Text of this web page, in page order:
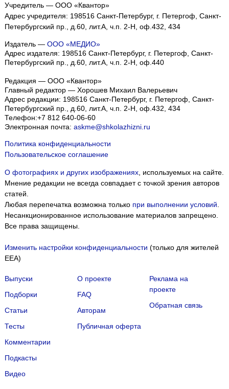
Учредитель — ООО «Квантор»
Адрес учредителя: 198516 Санкт-Петербург, г. Петергоф, Санкт-
Петербургский пр., д.60, лит.А, ч.п. 2-Н, оф.432, 434
Издатель — ООО «МЕДИО»
Адрес издателя: 198516 Санкт-Петербург, г. Петергоф, Санкт-
Петербургский пр., д.60, лит.А, ч.п. 2-Н, оф.440
Редакция — ООО «Квантор»
Главный редактор — Хорошев Михаил Валерьевич
Адрес редакции: 198516 Санкт-Петербург, г. Петергоф Санкт-
Петербургский пр., д.60, лит.А, ч.п. 2-Н, оф.432, 434
Телефон:+7 812 640-06-60
Электронная почта: askme@shkolazhizni.ru
Политика конфиденциальности
Пользовательское соглашение
О фотографиях и других изображениях, используемых на сайте.
Мнение редакции не всегда совпадает с точкой зрения авторов
статей.
Любая перепечатка возможна только при выполнении условий
Несанкционированное использование материалов запрещено.
Все права защищены.
Изменить настройки конфиденциальности (только для жителей
EEA)
Выпуски
Подборки
Статьи
Тесты
Комментарии
Подкасты
Видео
О проекте
FAQ
Авторам
Публичная оферта
Реклама на
проекте
Обратная связь